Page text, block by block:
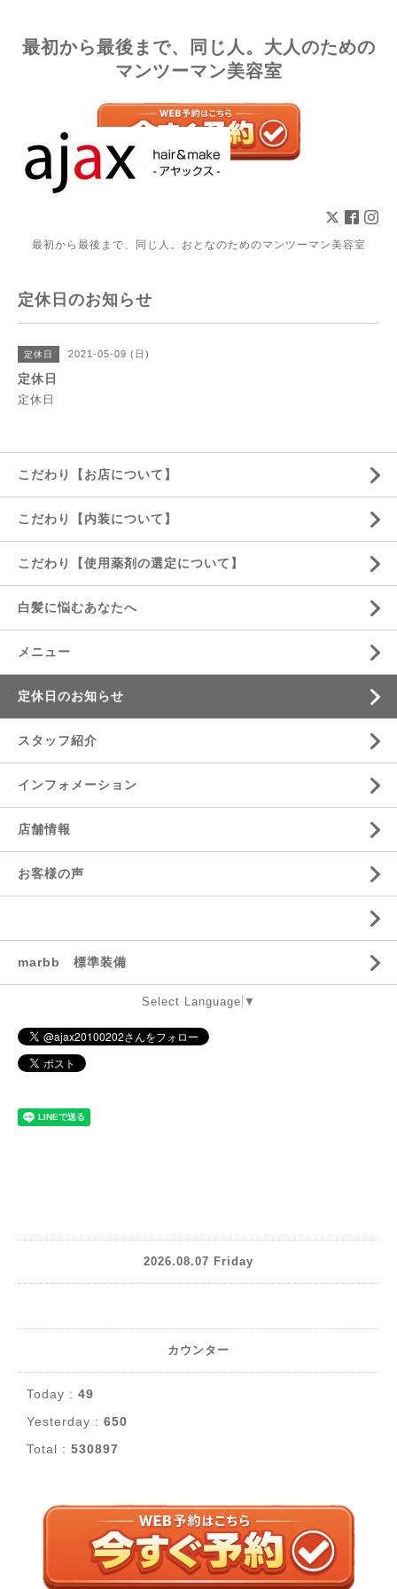
最初から最後まで、同じ人。大人のための
マンツーマン美容室
最初から最後まで、同じ人。おとなのためのマンツーマン美容室
定休日のお知らせ
定休日 2021-05-09 (日)
定休日
定休日
こだわり【お店について】
こだわり【内装について】
こだわり【使用薬剤の選定について】
白髪に悩むあなたへ
メニュー
定休日のお知らせ
スタッフ紹介
インフォメーション
店舗情報
お客様の声
marbb 標準装備
Select Language ▼
2026.08.07 Friday
カウンター
Today : 49
Yesterday : 650
Total : 530897